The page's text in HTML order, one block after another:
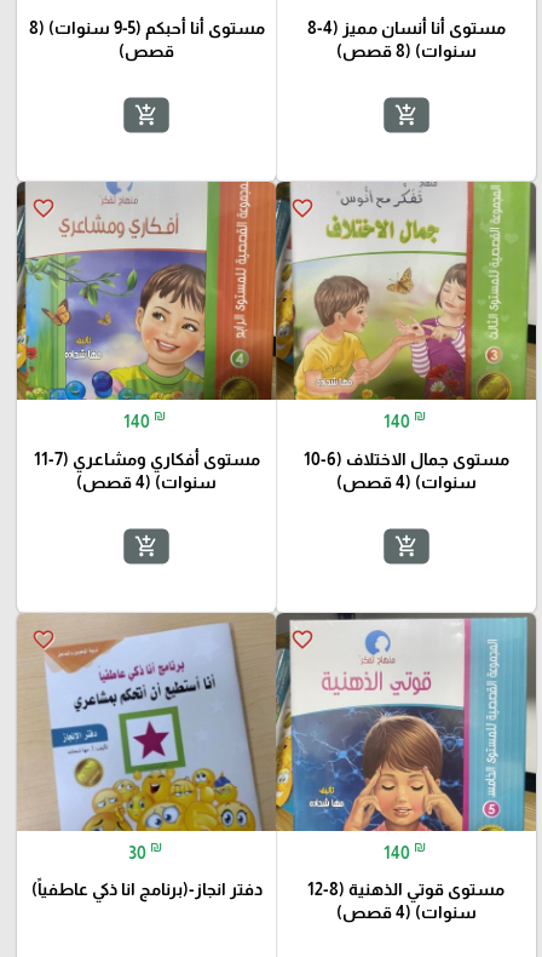
مستوى أنا أنسان مميز (4-8
سنوات) (8 قصص)
add_shopping_cart
مستوى أنا أحبكم (5-9 سنوات) (8
قصص)
add_shopping_cart
favorite_border
140 ₪
مستوى جمال الاختلاف (6-10
سنوات) (4 قصص)
add_shopping_cart
favorite_border
140 ₪
مستوى أفكاري ومشاعري (7-11
سنوات) (4 قصص)
add_shopping_cart
favorite_border
140 ₪
مستوى قوتي الذهنية (8-12
سنوات) (4 قصص)
favorite_border
30 ₪
دفتر انجاز-(برنامج انا ذكي عاطفياً)